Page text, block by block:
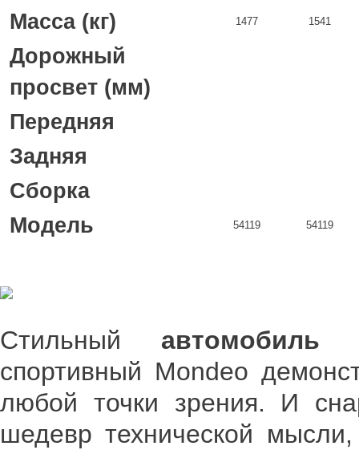
Масса (кг) 1477 1541
Дорожный
просвет (мм)
Передняя
Задняя
Сборка
Модель
54119 54119
Стильный автомобиль
спортивный Mondeo
любой точки зрения. И
шедевр технической